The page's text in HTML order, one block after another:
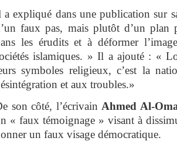
a expliqué dans une publication sur
faux pas, mais plutôt d’un plan
les érudits et à déformer
islamiques. » Il a ajouté : «
symboles religieux, c’est la
et aux troubles.»
son côté, l’écrivain Ahmed Al-
« faux témoignage » visant à
un faux visage démocratique.